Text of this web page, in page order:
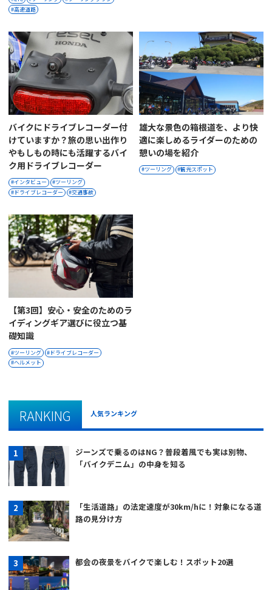
高速道路
バイクにドライブレコーダー付
けていますか？旅の思い出作り
やもしもの時にも活躍するバイ
ク用ドライブレコーダー
インタビュー
ツーリング
ドライブレコーダー
交通事故
雄大な景色の箱根道を、より快
適に楽しめるライダーのための
憩いの場を紹介
ツーリング 観光スポット
【第3回】安心・安全のためのラ
イディングギア選びに役立つ基
礎知識
ツーリング
ドライブレコーダー
ヘルメット
RANKING 人気ランキング
ジーンズで乗るのはNG？普段着風でも実は別物、
「バイクデニム」の中身を知る
「生活道路」の法定速度が30km/hに！対象になる道
路の見分け方
都会の夜景をバイクで楽しむ！スポット20選